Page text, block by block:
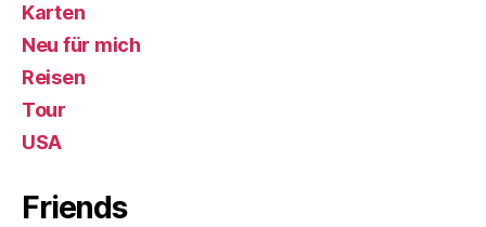
Karten
Neu für mich
Reisen
Tour
USA
Friends